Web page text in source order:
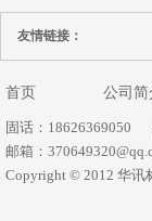
友情链接：
首页 公司简
固话：18626369050
邮箱：
Copyright © 2012 华讯